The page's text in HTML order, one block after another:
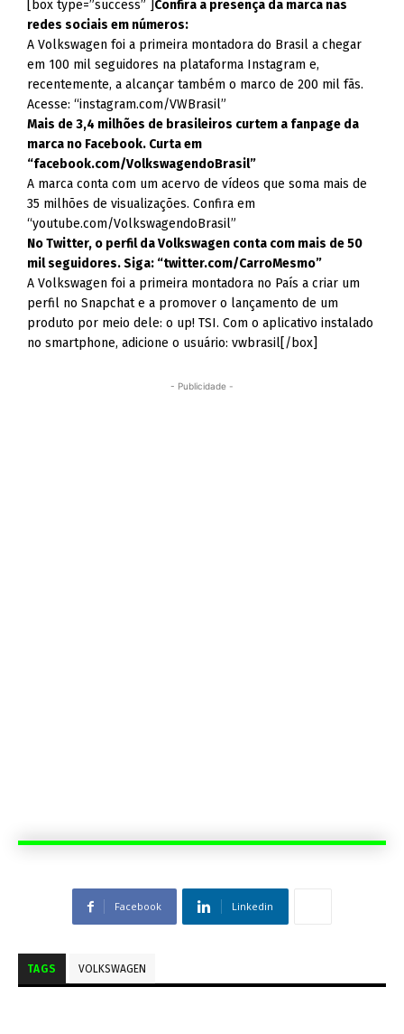
[box type=”success” ] Confira a presença da marca nas
redes sociais em números:
A Volkswagen foi a primeira montadora do Brasil a chegar
em 100 mil seguidores na plataforma Instagram e,
recentemente, a alcançar também o marco de 200 mil fãs.
Acesse: “instagram.com/VWBrasil”
Mais de 3,4 milhões de brasileiros curtem a fanpage da
marca no Facebook. Curta em
“facebook.com/VolkswagendoBrasil”
A marca conta com um acervo de vídeos que soma mais de
35 milhões de visualizações. Confira em
“youtube.com/VolkswagendoBrasil”
No Twitter, o perfil da Volkswagen conta com mais de 50
mil seguidores. Siga: “twitter.com/CarroMesmo”
A Volkswagen foi a primeira montadora no País a criar um
perfil no Snapchat e a promover o lançamento de um
produto por meio dele: o up! TSI. Com o aplicativo instalado
no smartphone, adicione o usuário: vwbrasil[/box]
- Publicidade -
Facebook Linkedin
TAGS VOLKSWAGEN